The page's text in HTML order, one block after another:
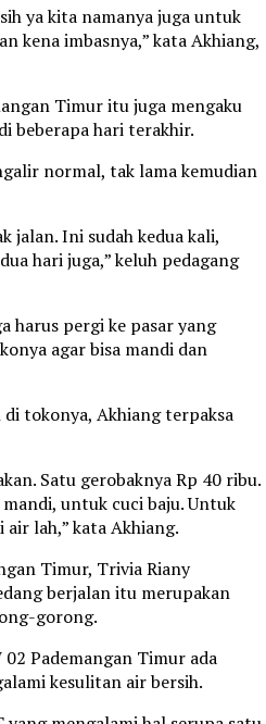
ya kita namanya juga untuk
kena imbasnya,” kata Akhiang,
Timur itu juga mengaku
beberapa hari terakhir.
normal, tak lama kemudian
jalan. Ini sudah kedua kali,
hari juga,” keluh pedagang
harus pergi ke pasar yang
agar bisa mandi dan
tokonya, Akhiang terpaksa
Satu gerobaknya Rp 40 ribu.
untuk cuci baju. Untuk
lah,” kata Akhiang.
Timur, Trivia Riany
berjalan itu merupakan
gorong.
Pademangan Timur ada
kesulitan air bersih.